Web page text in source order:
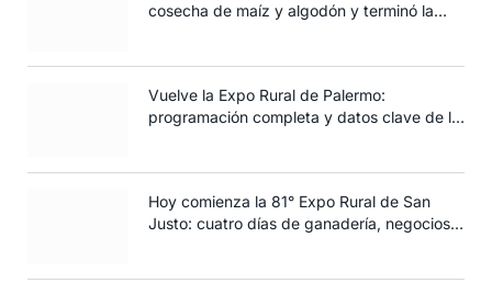
cosecha de maíz y algodón y terminó la
Vuelve la Expo Rural de Palermo:
programación completa y datos clave de la
Hoy comienza la 81° Expo Rural de San
Justo: cuatro días de ganadería, negocios y